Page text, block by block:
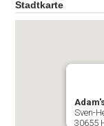
Stadtkarte
Sven-
30655